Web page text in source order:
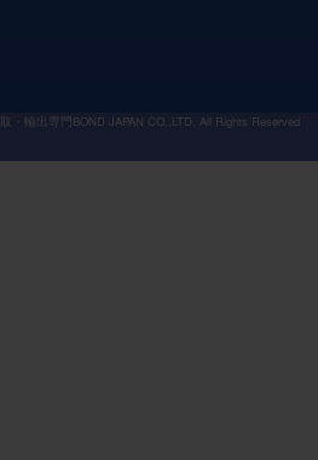
・輸出専門BOND JAPAN CO.,LTD. All Rights Reserved